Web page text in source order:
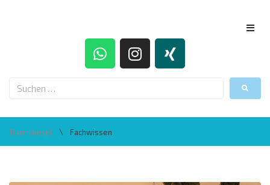
Traumainsel \ Fachwissen